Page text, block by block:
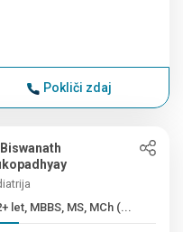
Pokliči zdaj
let, MBBS, MS, MCh (...